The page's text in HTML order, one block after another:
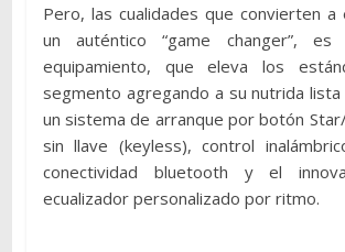
Pero, las cualidades que convierten a
un auténtico “game changer”,
equipamiento, que eleva los
segmento agregando a su nutrida lista
un sistema de arranque por botón
sin llave (keyless), control
conectividad bluetooth y el
ecualizador personalizado por ritmo.